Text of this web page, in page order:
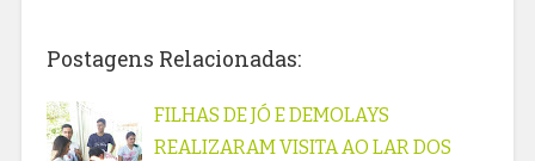
Postagens Relacionadas:
FILHAS DE JÓ E DEMOLAYS
REALIZARAM VISITA AO LAR DOS